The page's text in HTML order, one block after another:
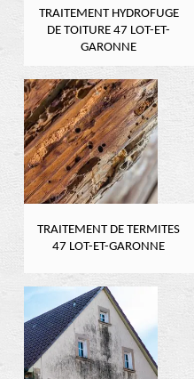
TRAITEMENT HYDROFUGE
DE TOITURE 47 LOT-ET-
GARONNE
TRAITEMENT DE TERMITES
47 LOT-ET-GARONNE